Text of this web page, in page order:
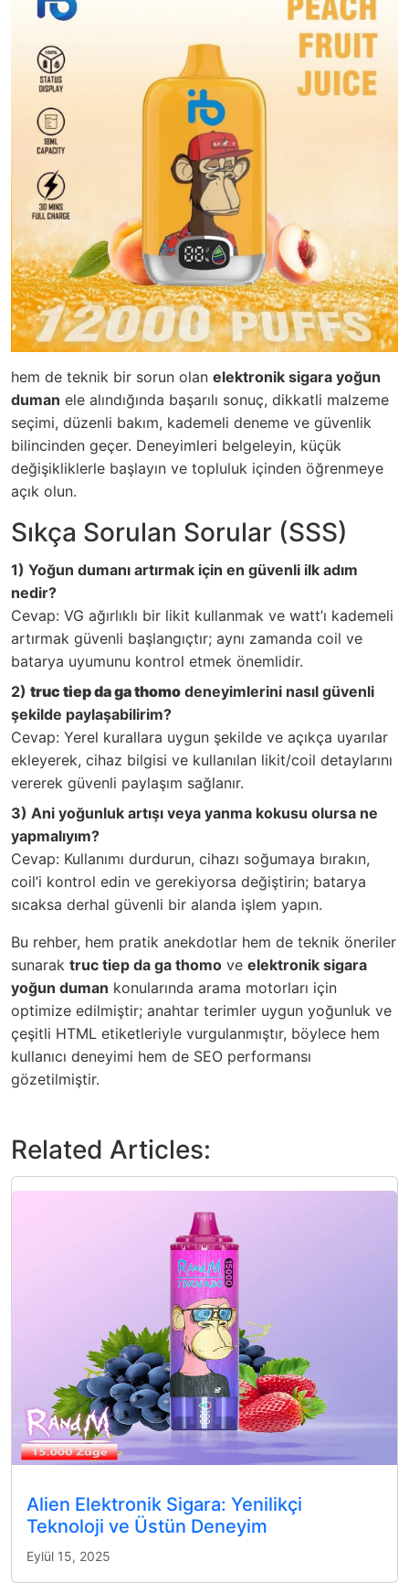
hem de teknik bir sorun olan elektronik sigara yoğun
duman ele alındığında başarılı sonuç, dikkatli malzeme
seçimi, düzenli bakım, kademeli deneme ve güvenlik
bilincinden geçer. Deneyimleri belgeleyin, küçük
değişikliklerle başlayın ve topluluk içinden öğrenmeye
açık olun.
Sıkça Sorulan Sorular (SSS)
1) Yoğun dumanı artırmak için en güvenli ilk adım
nedir?
Cevap: VG ağırlıklı bir likit kullanmak ve watt’ı kademeli
artırmak güvenli başlangıçtır; aynı zamanda coil ve
batarya uyumunu kontrol etmek önemlidir.
2) truc tiep da ga thomo deneyimlerini nasıl güvenli
şekilde paylaşabilirim?
Cevap: Yerel kurallara uygun şekilde ve açıkça uyarılar
ekleyerek, cihaz bilgisi ve kullanılan likit/coil detaylarını
vererek güvenli paylaşım sağlanır.
3) Ani yoğunluk artışı veya yanma kokusu olursa ne
yapmalıyım?
Cevap: Kullanımı durdurun, cihazı soğumaya bırakın,
coil’i kontrol edin ve gerekiyorsa değiştirin; batarya
sıcaksa derhal güvenli bir alanda işlem yapın.
Bu rehber, hem pratik anekdotlar hem de teknik öneriler
sunarak truc tiep da ga thomo ve elektronik sigara
yoğun duman konularında arama motorları için
optimize edilmiştir; anahtar terimler uygun yoğunluk ve
çeşitli HTML etiketleriyle vurgulanmıştır, böylece hem
kullanıcı deneyimi hem de SEO performansı
gözetilmiştir.
Related Articles:
Alien Elektronik Sigara: Yenilikçi
Teknoloji ve Üstün Deneyim
Eylül 15, 2025